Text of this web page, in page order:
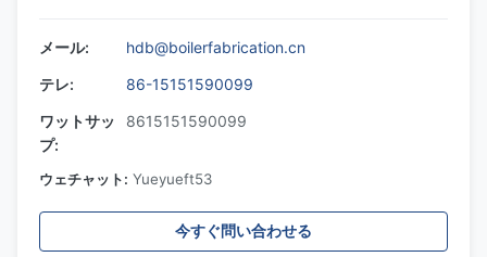
メール:
hdb@boilerfabrication.cn
テレ:
86-15151590099
ワットサッ
プ:
8615151590099
ウェチャット: Yueyueft53
今すぐ問い合わせる